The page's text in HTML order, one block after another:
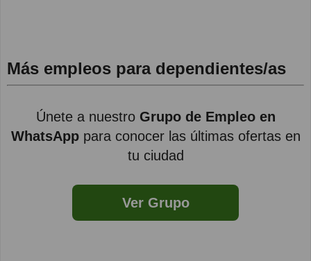
Más empleos para dependientes/as
Únete a nuestro Grupo de Empleo en
WhatsApppara conocer las últimas ofertas en
tu ciudad
Ver Grupo